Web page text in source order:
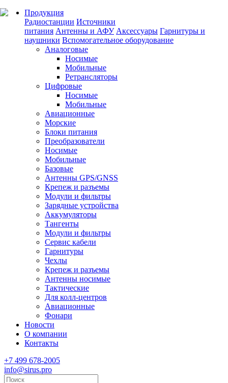
Продукция
Радиостанции Источники
питания Антенны и АФУ Аксессуары Гарнитуры и
наушники Вспомогательное оборудование
Аналоговые
Носимые
Мобильные
Ретрансляторы
Цифровые
Носимые
Мобильные
Авиационные
Морские
Блоки питания
Преобразователи
Носимые
Мобильные
Базовые
Антенны GPS/GNSS
Крепеж и разъемы
Модули и фильтры
Зарядные устройства
Аккумуляторы
Тангенты
Модули и фильтры
Сервис кабели
Гарнитуры
Чехлы
Крепеж и разъемы
Антенны носимые
Тактические
Для колл-центров
Авиационные
Фонари
Новости
О компании
Контакты
+7 499 678-2005
info@sirus.pro